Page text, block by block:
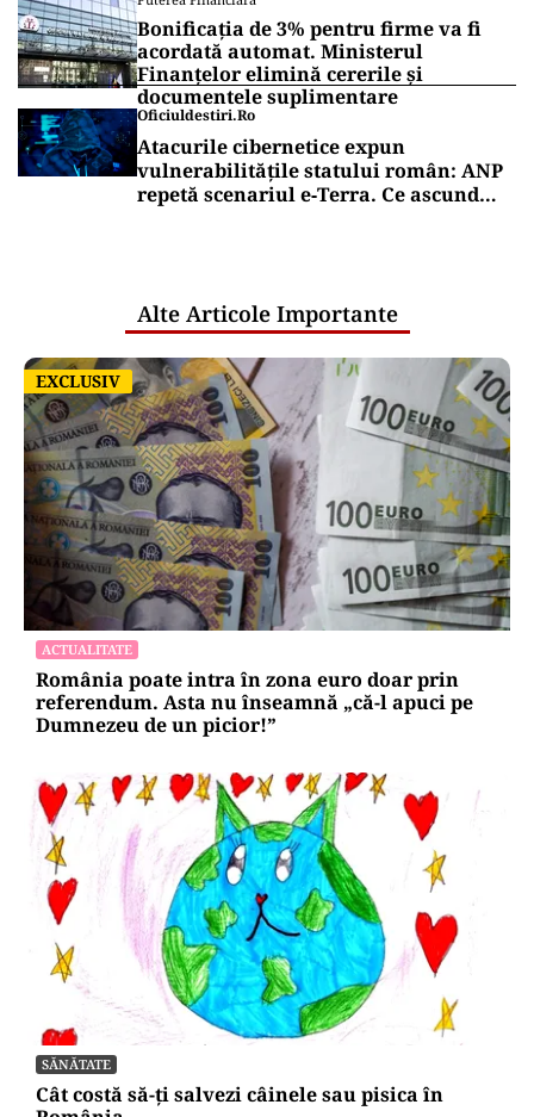
primesc surprize amoroase
AUTO
cumpără mai puține mașini, însă tot
mai multe sunt noi
Bonificația de 3% pentru firme va fi
acordată automat. Ministerul
Finanțelor elimină cererile și
documentele suplimentare
Oficiuldestiri.ro
Atacurile cibernetice expun
vulnerabilitățile statului român: ANP
repetă scenariul e‑Terra. Ce ascund
comunicările oficiale și cine răspunde
pentru mentenanța IT a instituțiilor
publice
Alte Articole Importante
EXCLUSIV
EXCLUSIV
ACTUALITATE
România poate intra în zona euro doar prin
referendum. Asta nu înseamnă „că-l apuci pe
Dumnezeu de un picior!”